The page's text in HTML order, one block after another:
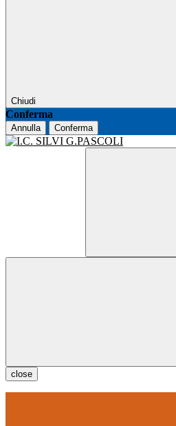
Chiudi
Conferma
Annulla Conferma
close